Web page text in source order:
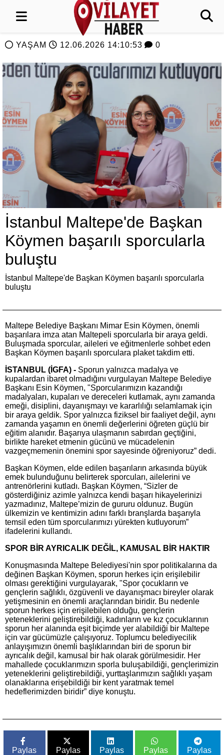
YAŞAM 12.06.2026 14:10:53 0
İstanbul Maltepe'de Başkan
Köymen başarılı sporcularla
buluştu
İstanbul Maltepe'de Başkan Köymen başarılı sporcularla
buluştu
Maltepe Belediye Başkanı Mimar Esin Köymen, önemli
başarılara imza atan Maltepeli sporcularla bir araya geldi.
Buluşmada sporcular, aileleri ve eğitmenlerle sohbet eden
Başkan Köymen başarılı sporculara plaket takdim etti.
İSTANBUL (İGFA) - Sporun yalnızca madalya ve
kupalardan ibaret olmadığını vurgulayan Maltepe Belediye
Başkanı Esin Köymen, "Sporcularımızın kazandığı
madalyaları, kupaları ve dereceleri kutlamak, aynı zamanda
emeği, disiplini, dayanışmayı ve kararlılığı selamlamak için
bir araya geldik. Spor yalnızca fiziksel bir faaliyet değil, aynı
zamanda yaşamın en önemli değerlerini öğreten güçlü bir
eğitim alanıdır. Başarıya ulaşmanın sabırdan geçtiğini,
birlikte hareket etmenin gücünü ve mücadelenin
vazgeçmemenin önemini spor sayesinde öğreniyoruz” dedi.
Başkan Köymen, elde edilen başarıların arkasında büyük
emek bulunduğunu belirterek sporcuları, ailelerini ve
antrenörlerini kutladı. Başkan Köymen, “Sizler de
gösterdiğiniz azimle yalnızca kendi başarı hikayelerinizi
yazmadınız, Maltepe’mizin de gururu oldunuz. Bugün
ülkemizin ve kentimizin adını farklı branşlarda başarıyla
temsil eden tüm sporcularımızı yürekten kutluyorum”
ifadelerini kullandı.
SPOR BİR AYRICALIK DEĞİL, KAMUSAL BİR HAKTIR
Konuşmasında Maltepe Belediyesi'nin spor politikalarına da
değinen Başkan Köymen, sporun herkes için erişilebilir
olması gerektiğini vurgulayarak, "Spor çocukların ve
gençlerin sağlıklı, özgüvenli ve dayanışmacı bireyler olarak
yetişmesinin en önemli araçlarından biridir. Bu nedenle
sporun herkes için erişilebilen olduğu, gençlerin
yeteneklerini geliştirebildiği, kadınların ve kız çocuklarının
sporun her alanında eşit biçimde yer alabildiği bir Maltepe
için var gücümüzle çalışıyoruz. Toplumcu belediyecilik
anlayışımızın önemli başlıklarından biri de sporun bir
ayrıcalık değil, kamusal bir hak olarak görülmesidir. Her
mahallede çocuklarımızın sporla buluşabildiği, gençlerimizin
yeteneklerini geliştirebildiği, yurttaşlarımızın sağlıklı yaşam
olanaklarına erişebildiği bir kent yaratmak temel
hedeflerimizden biridir” diye konuştu.
Paylas Paylas Paylas Paylas Paylas